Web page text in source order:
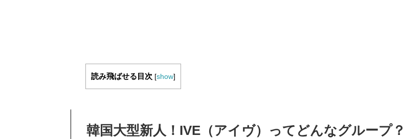
読み飛ばせる目次 [show]
韓国大型新人！IVE（アイヴ）ってどんなグループ？